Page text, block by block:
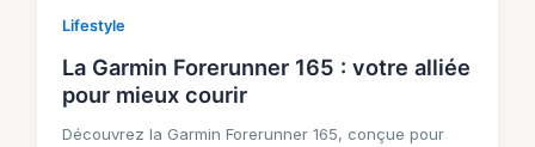
Lifestyle
La Garmin Forerunner 165 : votre alliée
pour mieux courir
Découvrez la Garmin Forerunner 165, conçue pour